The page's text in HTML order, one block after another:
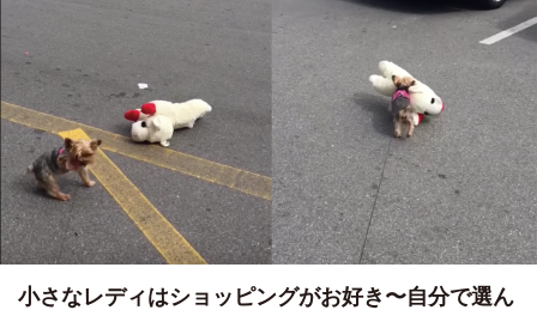
小さなレディはショッピングがお好き〜自分で選ん